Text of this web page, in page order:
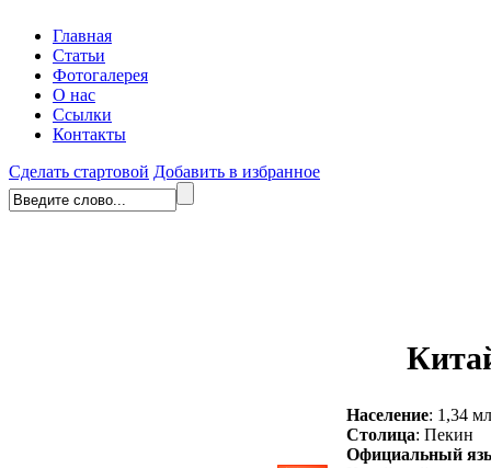
Главная
Статьи
Фотогалерея
О нас
Ссылки
Контакты
Сделать стартовой Добавить в избранное
Население: 1,34
Столица: Пекин
Официальный